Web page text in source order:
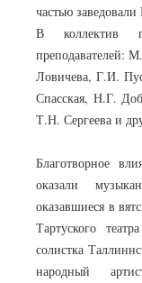
частью
В коллектив
преподавателей:
Ловичева, Г.И.
Спасская, Н.Г.
Т.Н. Сергеева и
Благотворное
оказали
оказавшиеся в
Тартуского
солистка
народный